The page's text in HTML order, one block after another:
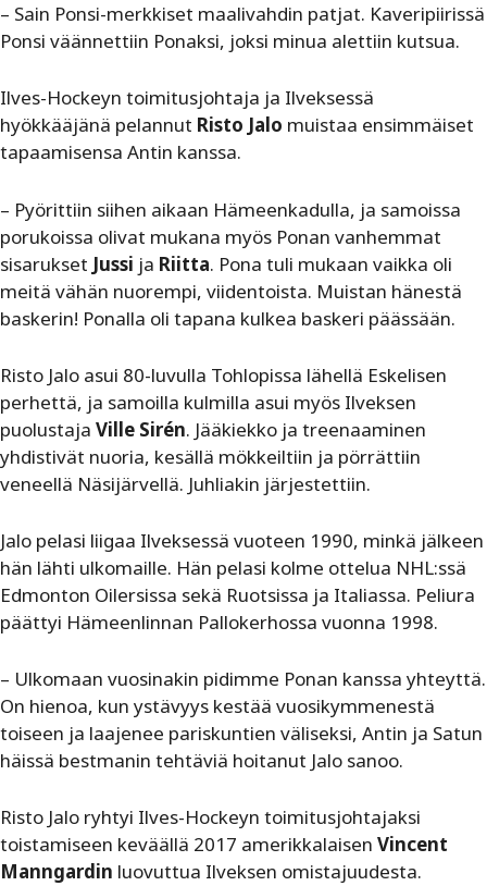
– Sain Ponsi-merkkiset maalivahdin patjat. Kaveripiirissä
Ponsi väännettiin Ponaksi, joksi minua alettiin kutsua.
Ilves-Hockeyn toimitusjohtaja ja Ilveksessä
hyökkääjänä pelannut Risto Jalo muistaa ensimmäiset
tapaamisensa Antin kanssa.
– Pyörittiin siihen aikaan Hämeenkadulla, ja samoissa
porukoissa olivat mukana myös Ponan vanhemmat
sisarukset Jussi ja Riitta. Pona tuli mukaan vaikka oli
meitä vähän nuorempi, viidentoista. Muistan hänestä
baskerin! Ponalla oli tapana kulkea baskeri päässään.
Risto Jalo asui 80-luvulla Tohlopissa lähellä Eskelisen
perhettä, ja samoilla kulmilla asui myös Ilveksen
puolustaja Ville Sirén. Jääkiekko ja treenaaminen
yhdistivät nuoria, kesällä mökkeiltiin ja pörrättiin
veneellä Näsijärvellä. Juhliakin järjestettiin.
Jalo pelasi liigaa Ilveksessä vuoteen 1990, minkä jälkeen
hän lähti ulkomaille. Hän pelasi kolme ottelua NHL:ssä
Edmonton Oilersissa sekä Ruotsissa ja Italiassa. Peliura
päättyi Hämeenlinnan Pallokerhossa vuonna 1998.
– Ulkomaan vuosinakin pidimme Ponan kanssa yhteyttä.
On hienoa, kun ystävyys kestää vuosikymmenestä
toiseen ja laajenee pariskuntien väliseksi, Antin ja Satun
häissä bestmanin tehtäviä hoitanut Jalo sanoo.
Risto Jalo ryhtyi Ilves-Hockeyn toimitusjohtajaksi
toistamiseen keväällä 2017 amerikkalaisen Vincent
Manngardin luovuttua Ilveksen omistajuudesta.